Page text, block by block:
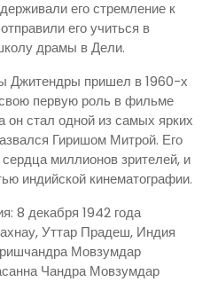
его стремление к
его учиться в
драмы в Дели.
Джитендры пришел в 1960-х
свою первую роль в фильме
он стал одной из самых ярких
Гиришом Митрой. Его
миллионов зрителей, и
индийской кинематографии.
8 декабря 1942 года
Уттар Прадеш, Индия
Мовзумдар
Чандра Мовзумдар